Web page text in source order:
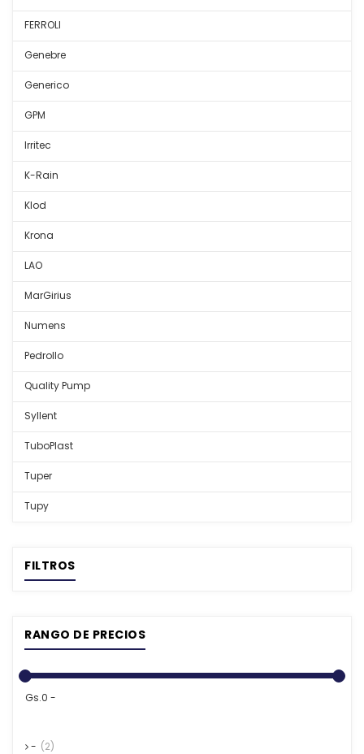
FERROLI
Genebre
Generico
GPM
Irritec
K-Rain
Klod
Krona
LAO
MarGirius
Numens
Pedrollo
Quality Pump
Syllent
TuboPlast
Tuper
Tupy
FILTROS
RANGO DE PRECIOS
Gs.0 -
- (2)